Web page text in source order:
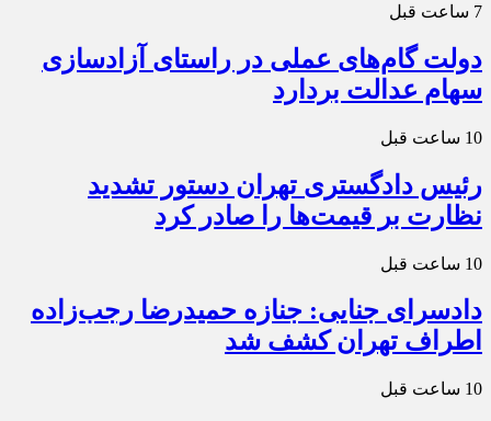
7 ساعت قبل
دولت گام‌های عملی در راستای آزادسازی
سهام عدالت بردارد
10 ساعت قبل
رئیس دادگستری تهران دستور تشدید
نظارت بر قیمت‌ها را صادر کرد
10 ساعت قبل
دادسرای جنایی: جنازه حمیدرضا رجب‌زاده
اطراف تهران کشف شد
10 ساعت قبل